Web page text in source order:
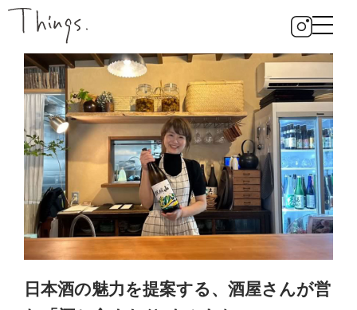
日本酒の魅力を提案する、酒屋さんが営